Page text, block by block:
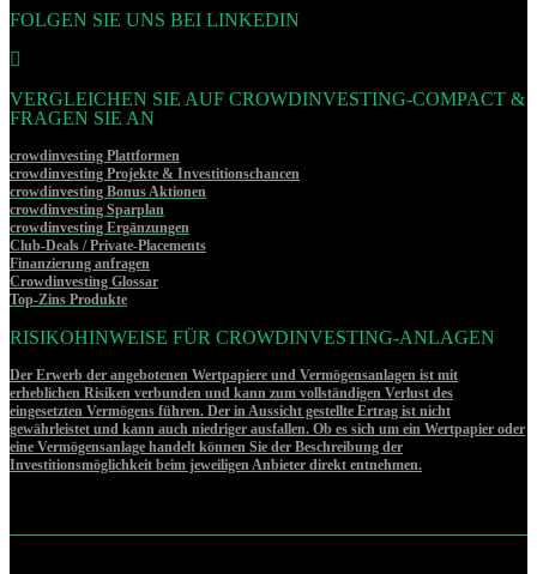
FOLGEN SIE UNS BEI LINKEDIN
VERGLEICHEN SIE AUF CROWDINVESTING-COMPACT &
FRAGEN SIE AN
crowdinvesting Plattformen
crowdinvesting Projekte & Investitionschancen
crowdinvesting Bonus Aktionen
crowdinvesting Sparplan
crowdinvesting Ergänzungen
Club-Deals / Private-Placements
Finanzierung anfragen
Crowdinvesting Glossar
Top-Zins Produkte
RISIKOHINWEISE FÜR CROWDINVESTING-ANLAGEN
Der Erwerb der angebotenen Wertpapiere und Vermögensanlagen ist mit
erheblichen Risiken verbunden und kann zum vollständigen Verlust des
eingesetzten Vermögens führen. Der in Aussicht gestellte Ertrag ist nicht
gewährleistet und kann auch niedriger ausfallen. Ob es sich um ein Wertpapier oder
eine Vermögensanlage handelt können Sie der Beschreibung der
Investitionsmöglichkeit beim jeweiligen Anbieter direkt entnehmen.